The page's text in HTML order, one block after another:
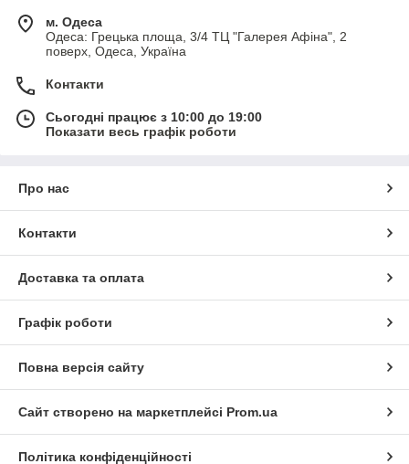
м. Одеса
Одеса: Грецька площа, 3/4 ТЦ "Галерея Афіна", 2
поверх, Одеса, Україна
Контакти
Сьогодні працює з 10:00 до 19:00
Показати весь графік роботи
Про нас
Контакти
Доставка та оплата
Графік роботи
Повна версія сайту
Сайт створено на маркетплейсі Prom.ua
Політика конфіденційності